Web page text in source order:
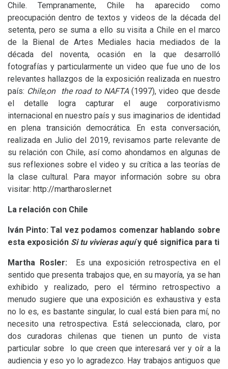
Chile. Tempranamente, Chile ha aparecido como
preocupación dentro de textos y videos de la década del
setenta, pero se suma a ello su visita a Chile en el marco
de la Bienal de Artes Mediales hacia mediados de la
década del noventa, ocasión en la que desarrolló
fotografías y particularmente un video que fue uno de los
relevantes hallazgos de la exposición realizada en nuestro
país: Chile,on the road to NAFTA (1997), video que desde
el detalle logra capturar el auge corporativismo
internacional en nuestro país y sus imaginarios de identidad
en plena transición democrática. En esta conversación,
realizada en Julio del 2019, revisamos parte relevante de
su relación con Chile, así como ahondamos en algunas de
sus reflexiones sobre el video y su crítica a las teorías de
la clase cultural. Para mayor información sobre su obra
visitar: http://martharosler.net
La relación con Chile
Iván Pinto: Tal vez podamos comenzar hablando sobre
esta exposición Si tu vivieras aquíy qué significa para ti
Martha Rosler: Es una exposición retrospectiva en el
sentido que presenta trabajos que, en su mayoría, ya se han
exhibido y realizado, pero el término retrospectivo a
menudo sugiere que una exposición es exhaustiva y esta
no lo es, es bastante singular, lo cual está bien para mí, no
necesito una retrospectiva. Está seleccionada, claro, por
dos curadoras chilenas que tienen un punto de vista
particular sobre lo que creen que interesará ver y oír a la
audiencia y eso yo lo agradezco. Hay trabajos antiguos que